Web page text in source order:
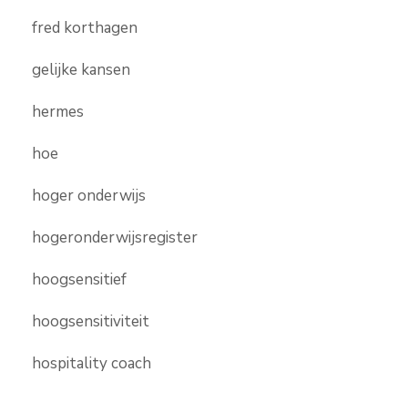
fred korthagen
gelijke kansen
hermes
hoe
hoger onderwijs
hogeronderwijsregister
hoogsensitief
hoogsensitiviteit
hospitality coach